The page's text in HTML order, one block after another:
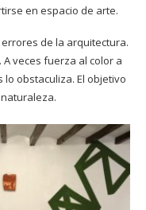
en espacio de arte.
de la arquitectura.
veces fuerza al color a
obstaculiza. El objetivo